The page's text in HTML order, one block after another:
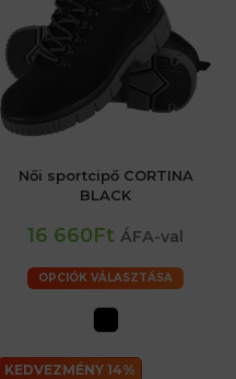
Női sportcipő CORTINA
BLACK
16 660Ft ÁFA-val
OPCIÓK VÁLASZTÁSA
KEDVEZMÉNY 14%